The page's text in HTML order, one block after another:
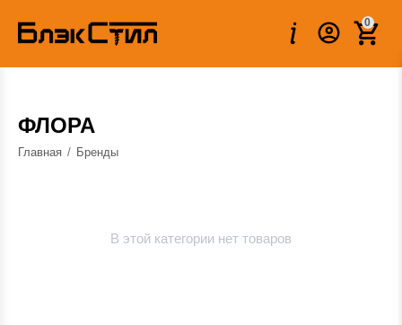
0
ФЛОРА
Главная / Бренды
В этой категории нет товаров